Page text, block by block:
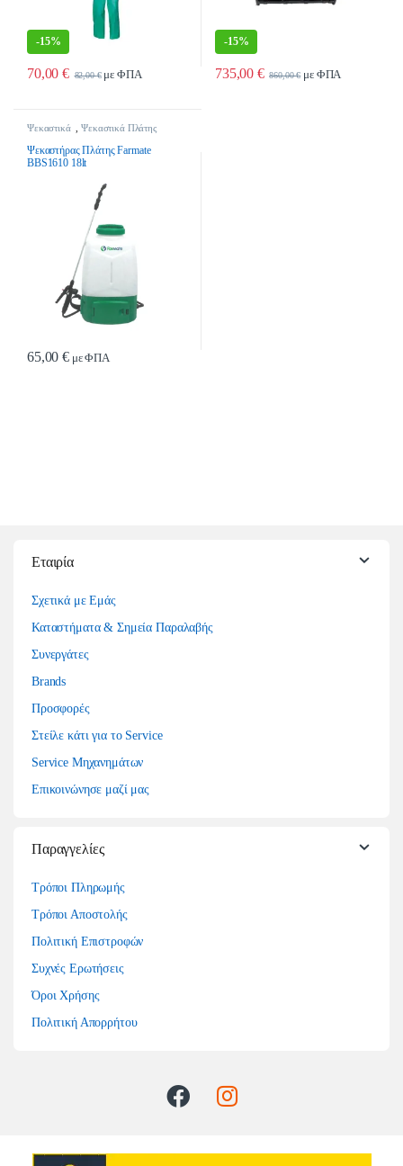
-15%
70,00€ 82,00€με ΦΠΑ
-15%
735,00€ 860,00€με ΦΠΑ
Ψεκαστικά ,Ψεκαστικά Πλάτης
Ψεκαστήρας Πλάτης Farmate
BBS1610 18lt
65,00€ με ΦΠΑ
Εταιρία
Σχετικά με Εμάς
Καταστήματα & Σημεία Παραλαβής
Συνεργάτες
Brands
Προσφορές
Στείλε κάτι για το Service
Service Μηχανημάτων
Επικοινώνησε μαζί μας
Παραγγελίες
Τρόποι Πληρωμής
Τρόποι Αποστολής
Πολιτική Επιστροφών
Συχνές Ερωτήσεις
Όροι Χρήσης
Πολιτική Απορρήτου